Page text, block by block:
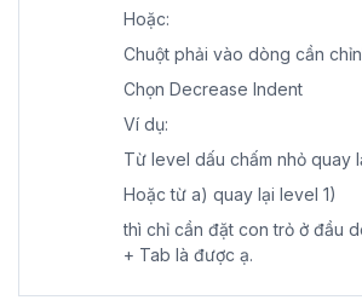
Hoặc:
Chuột phải vào dòng cần
Chọn Decrease Indent
Ví dụ:
Từ level dấu chấm nhỏ quay
Hoặc từ a) quay lại level 1)
thì chỉ cần đặt con trỏ ở đầu
+ Tab là được ạ.